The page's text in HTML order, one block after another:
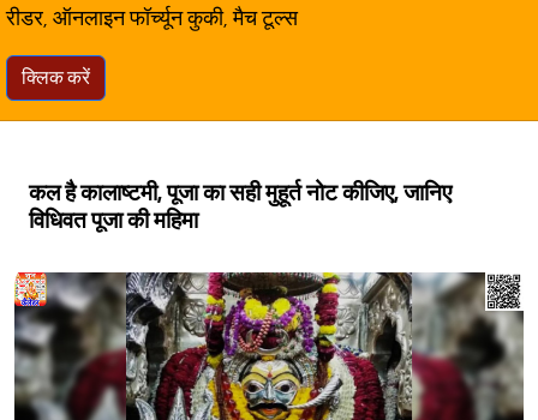
रीडर, ऑनलाइन फॉर्च्यून कुकी, मैच टूल्स
क्लिक करें
कल है कालाष्टमी, पूजा का सही मुहूर्त नोट कीजिए, जानिए
विधिवत पूजा की महिमा